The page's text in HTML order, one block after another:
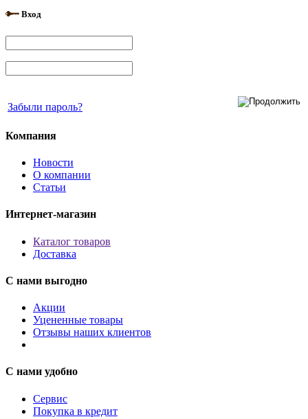
Вход
Забыли пароль?
Компания
Новости
О компании
Статьи
Интернет-магазин
Каталог товаров
Доставка
С нами выгодно
Акции
Уцененные товары
Отзывы наших клиентов
С нами удобно
Сервис
Покупка в кредит